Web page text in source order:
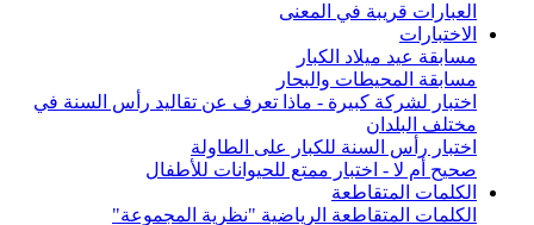
العبارات قريبة في المعنى
الاختبارات
مسابقة عيد ميلاد الكبار
مسابقة المحيطات والبحار
اختبار لشركة كبيرة - ماذا تعرف عن تقاليد رأس السنة في
مختلف البلدان
اختبار رأس السنة للكبار على الطاولة
صحيح أم لا - اختبار ممتع للحيوانات للأطفال
الكلمات المتقاطعة
الكلمات المتقاطعة الرياضية "نظرية المجموعة"